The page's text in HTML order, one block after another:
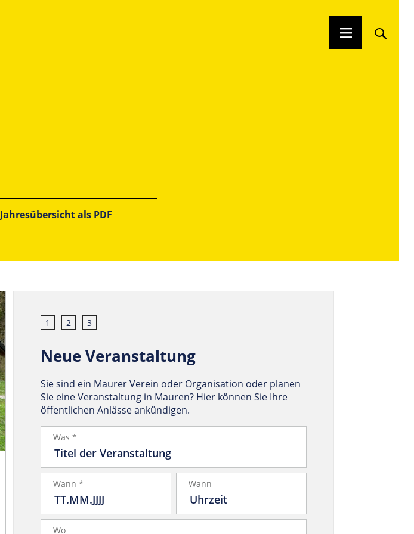
Jahresübersicht als PDF
1 2 3
Neue Veranstaltung
Sie sind ein Maurer Verein oder Organisation oder planen
Sie eine Veranstaltung in Mauren? Hier können Sie Ihre
öffentlichen Anlässe ankündigen.
Was *
Wann * Wann
Wo